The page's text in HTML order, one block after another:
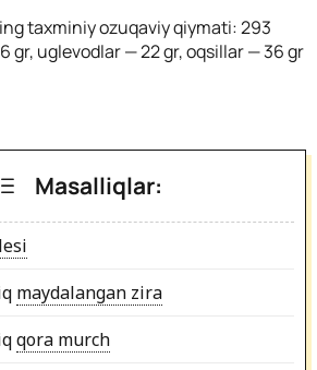
taxminiy ozuqaviy qiymati: 293
6 gr, uglevodlar — 22 gr, oqsillar — 36 gr
Masalliqlar:
maydalangan zira
qora murch